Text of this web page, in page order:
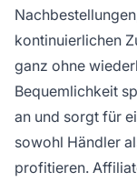
kontinuierlichen
ganz ohne
Bequemlichkeit
an und sorgt für
sowohl Händler
profitieren.